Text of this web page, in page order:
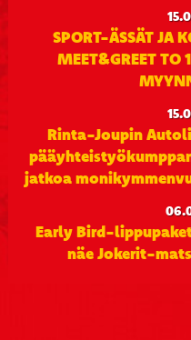
SPORT-ÄSSÄT JA
MEET&GREET TO
Rinta-Joupin
jatkoa
Early Bird-
näe Jokerit-